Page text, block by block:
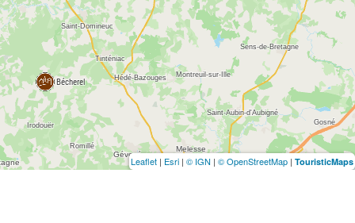
Leaflet | Esri | © IGN | © OpenStreetMap | TouristicMaps